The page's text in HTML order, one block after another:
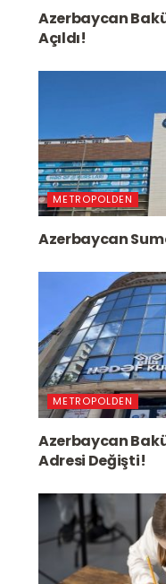
Azerbaycan
Açıldı!
METROPOLDEN
Azerbaycan
METROPOLDEN
Azerbaycan
Adresi Değişti!